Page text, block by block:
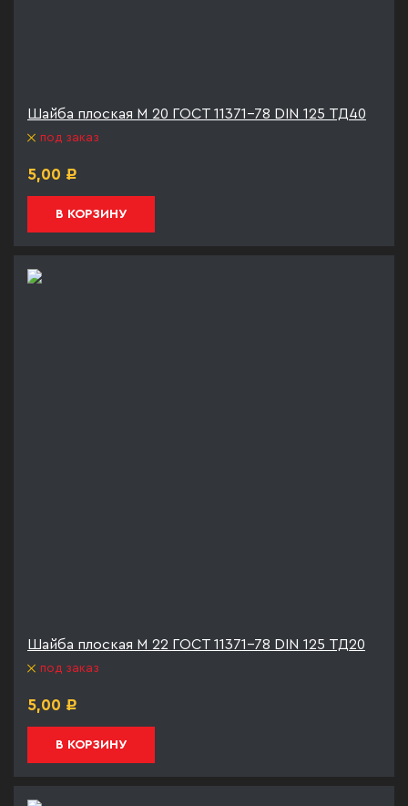
Шайба плоская М 20 ГОСТ 11371-78 DIN 125 ТД40
под заказ
5,00 Р
В КОРЗИНУ
Шайба плоская М 22 ГОСТ 11371-78 DIN 125 ТД20
под заказ
5,00 Р
В КОРЗИНУ